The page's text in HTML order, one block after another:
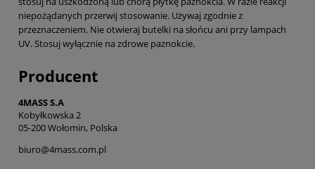
niepożądanych przerwij stosowanie. Używaj zgodnie z
przeznaczeniem. Nie otwieraj butelki na słońcu ani przy lampach
UV. Stosuj wyłącznie na zdrowe paznokcie.
Producent
4MASS S.A
Kobyłkowska 2
05-200 Wołomin, Polska
biuro@4mass.com.pl